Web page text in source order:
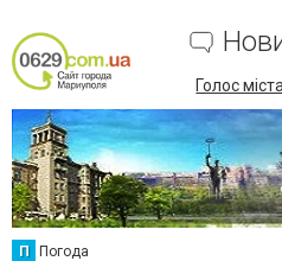
Голос міста
П Погода